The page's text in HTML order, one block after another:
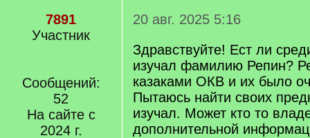
7891
Участник
Сообщений:
52
На сайте с
2024 г.
20 авг. 2025 5:16
Здравствуйте! Ест ли
изучал фамилию Репин?
казаками ОКВ и их было
Пытаюсь найти своих
изучал. Может кто то
дополнительной